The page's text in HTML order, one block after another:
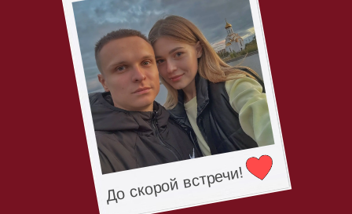
До скорой встречи!